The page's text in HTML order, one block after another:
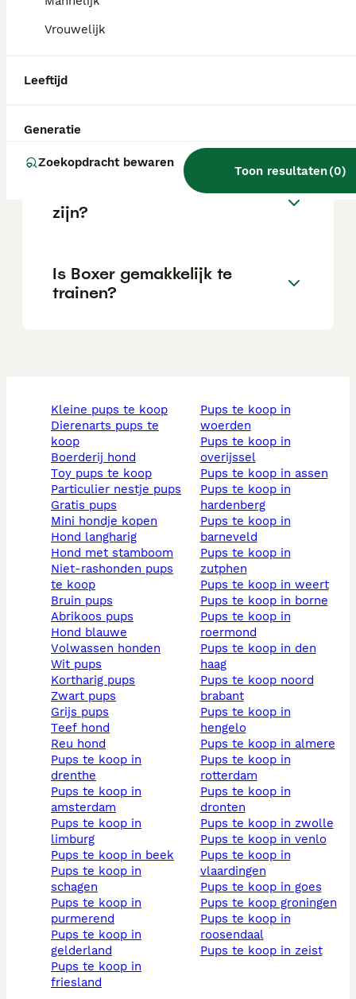
Vrouwelijk
Leeftijd
Generatie
Zoekopdracht bewaren
Toon resultaten(0)
Boxer?
Hoeveel jaar leeft een Boxer?
Kan een Boxer alleen thuis
zijn?
Is Boxer gemakkelijk te
trainen?
kleine pups te koop
dierenarts pups te
koop
boerderij hond
toy pups te koop
particulier nestje pups
gratis pups
mini hondje kopen
hond langharig
hond met stamboom
niet-rashonden pups
te koop
bruin pups
abrikoos pups
hond blauwe
volwassen honden
wit pups
kortharig pups
zwart pups
grijs pups
teef hond
reu hond
pups te koop in
drenthe
pups te koop in
amsterdam
pups te koop in
limburg
pups te koop in beek
pups te koop in
schagen
pups te koop in
purmerend
pups te koop in
gelderland
pups te koop in
friesland
pups te koop in
woerden
pups te koop in
overijssel
pups te koop in assen
pups te koop in
hardenberg
pups te koop in
barneveld
pups te koop in
zutphen
pups te koop in weert
pups te koop in borne
pups te koop in
roermond
pups te koop in den
haag
pups te koop noord
brabant
pups te koop in
hengelo
pups te koop in almere
pups te koop in
rotterdam
pups te koop in
dronten
pups te koop in zwolle
pups te koop in venlo
pups te koop in
vlaardingen
pups te koop in goes
pups te koop groningen
pups te koop in
roosendaal
pups te koop in zeist